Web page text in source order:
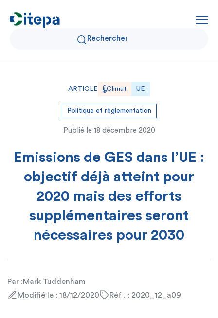
Qui sommes-nous ?
Données Air et Climat
Expertise et solutions
ARTICLE Climat UE
Politique et règlementation
Publié le 18 décembre 2020
Emissions de GES dans l’UE :
objectif déjà atteint pour
2020 mais des efforts
supplémentaires seront
nécessaires pour 2030
Par :Mark Tuddenham
Modifié le : 18/12/2020
Réf . : 2020_12_a09